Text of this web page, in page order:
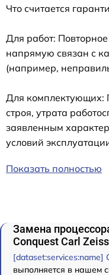
Что считается
Для работ:
напрямую связан с
(например,
Для
строя, утрата
заявленным
условий
Показать полностью
Замена
Conquest Carl Zeiss
[dataset:services:name]
выполняется в нашем